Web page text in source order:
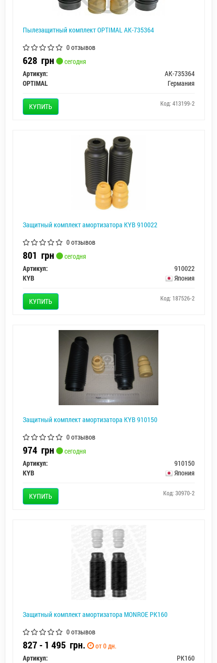
Пылезащитный комплект OPTIMAL AK-735364
0 отзывов
628 грн
сегодня
Артикул:
AK-735364
OPTIMAL
Германия
КУПИТЬ Код: 413199-2
Защитный комплект амортизатора KYB 910022
0 отзывов
801 грн
сегодня
Артикул:
910022
KYB
Япония
КУПИТЬ Код: 187526-2
Защитный комплект амортизатора KYB 910150
0 отзывов
974 грн
сегодня
Артикул:
910150
KYB
Япония
КУПИТЬ Код: 30970-2
Защитный комплект амортизатора MONROE PK160
0 отзывов
827 - 1 495 грн.
от 0 дн.
Артикул:
PK160